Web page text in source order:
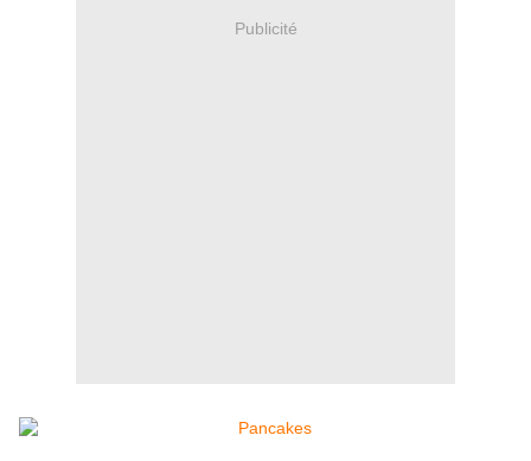
Publicité